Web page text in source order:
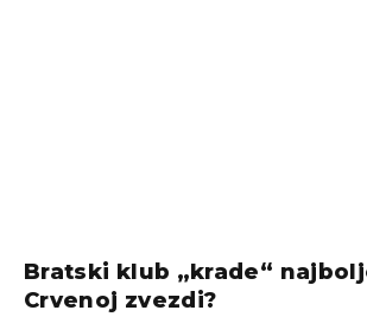
Bratski klub „krade“
Crvenoj zvezdi?